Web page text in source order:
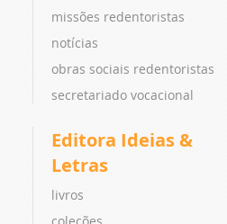
missões redentoristas
notícias
obras sociais redentoristas
secretariado vocacional
Editora Ideias &
Letras
livros